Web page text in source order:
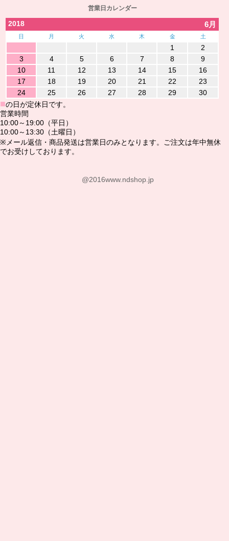
営業日カレンダー
2018 6月
日 月 火 水 木 金 土
1
2
3
4 5 6 7 8
9
10
11 12 13 14 15
16
17
18 19 20 21 22
23
24
25 26 27 28 29 30
■の日が定休日です。
営業時間
10:00～19:00（平日）
10:00～13:30（土曜日）
※メール返信・商品発送は営業日のみとなります。ご注文は年中無休
でお受けしております。
@2016www.ndshop.jp